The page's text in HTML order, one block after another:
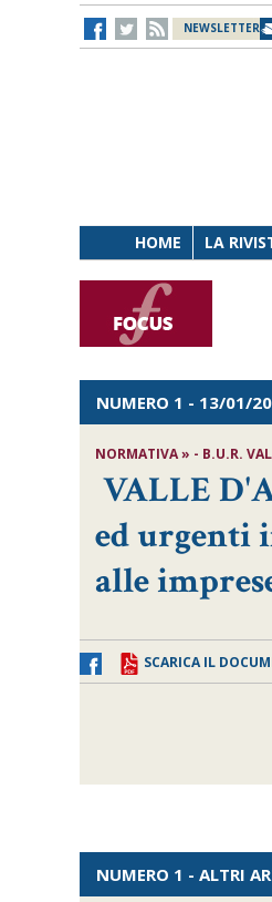
NEWSLETTER
HOME LA
NUMERO 1 - 13/01/
NORMATIVA » - B.U.R.
VALLE
ed urgenti
alle
SCARICA IL
NUMERO 1 - ALTRI